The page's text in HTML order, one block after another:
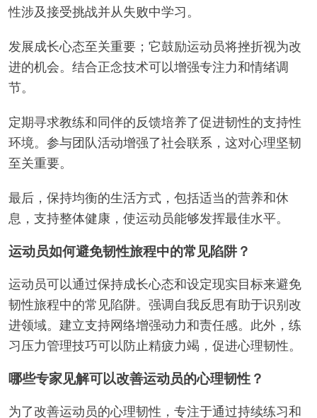
在体育中培养韧性和毅力的最佳实践
是什么？
为了在体育中培养韧性和毅力，业余运动员应专注于
持续练习、设定目标和积极的自我对话。建立心理韧
性涉及接受挑战并从失败中学习。
发展成长心态至关重要；它鼓励运动员将挫折视为改
进的机会。结合正念技术可以增强专注力和情绪调
节。
环境。参与团队活动增强了社会联系，这对心理坚韧
至关重要。
最后，保持均衡的生活方式，包括适当的营养和休